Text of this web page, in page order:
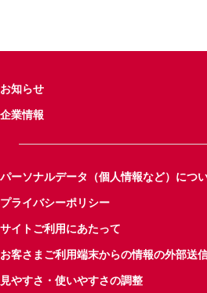
お知らせ
企業情報
パーソナルデータ（個人情報など）につ
プライバシーポリシー
サイトご利用にあたって
お客さまご利用端末からの情報の外部送
見やすさ・使いやすさの調整